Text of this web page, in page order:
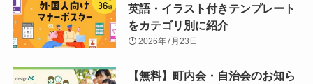
英語・イラスト付きテンプレート
をカテゴリ別に紹介
2026年7月23日
【無料】町内会・自治会のお知ら